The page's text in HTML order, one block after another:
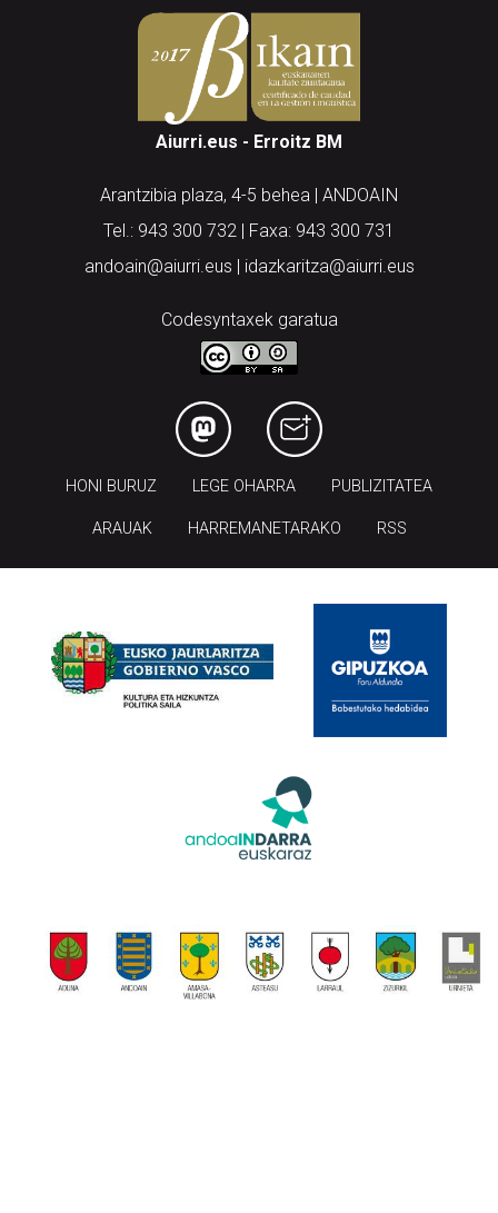
Aiurri.eus - Erroitz BM
Arantzibia plaza, 4-5 behea | ANDOAIN
Tel.: 943 300 732 | Faxa: 943 300 731
andoain@aiurri.eus | idazkaritza@aiurri.eus
Codesyntaxek garatua
HONI BURUZ LEGE OHARRA PUBLIZITATEA
ARAUAK HARREMANETARAKO RSS